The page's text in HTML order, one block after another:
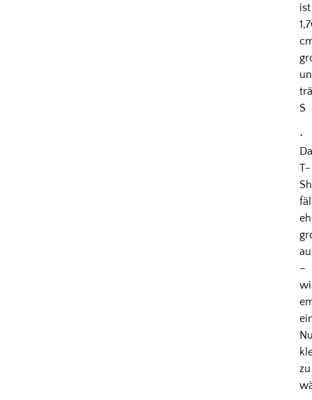
ist
S
•
T-
–
zu